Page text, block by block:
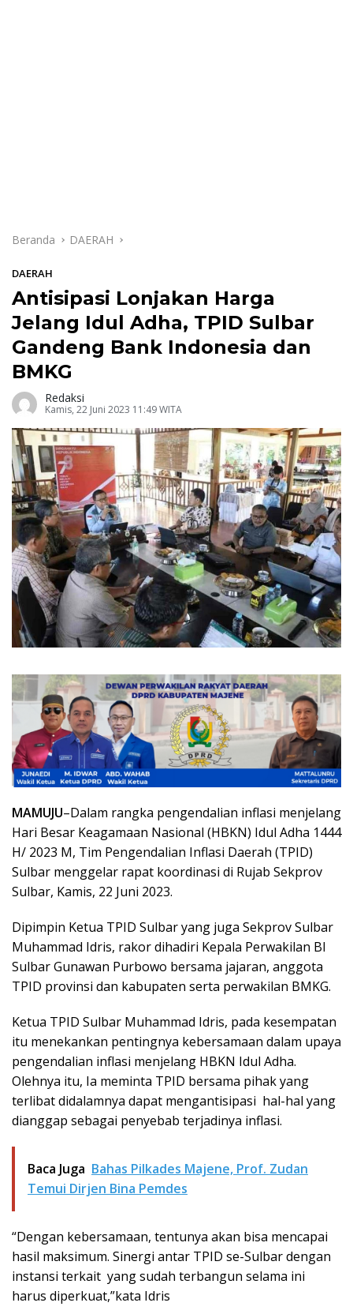
Beranda DAERAH
DAERAH
Antisipasi Lonjakan Harga
Jelang Idul Adha, TPID Sulbar
Gandeng Bank Indonesia dan
BMKG
Redaksi
Kamis, 22 Juni 2023 11:49 WITA
MAMUJU–Dalam rangka pengendalian inflasi menjelang
Hari Besar Keagamaan Nasional (HBKN) Idul Adha 1444
H/ 2023 M, Tim Pengendalian Inflasi Daerah (TPID)
Sulbar menggelar rapat koordinasi di Rujab Sekprov
Sulbar, Kamis, 22 Juni 2023.
Dipimpin Ketua TPID Sulbar yang juga Sekprov Sulbar
Muhammad Idris, rakor dihadiri Kepala Perwakilan BI
Sulbar Gunawan Purbowo bersama jajaran, anggota
TPID provinsi dan kabupaten serta perwakilan BMKG.
Ketua TPID Sulbar Muhammad Idris, pada kesempatan
itu menekankan pentingnya kebersamaan dalam upaya
pengendalian inflasi menjelang HBKN Idul Adha.
Olehnya itu, Ia meminta TPID bersama pihak yang
terlibat didalamnya dapat mengantisipasi hal-hal yang
dianggap sebagai penyebab terjadinya inflasi.
Baca Juga Bahas Pilkades Majene, Prof. Zudan
Temui Dirjen Bina Pemdes
“Dengan kebersamaan, tentunya akan bisa mencapai
hasil maksimum. Sinergi antar TPID se-Sulbar dengan
instansi terkait yang sudah terbangun selama ini
harus diperkuat,”kata Idris